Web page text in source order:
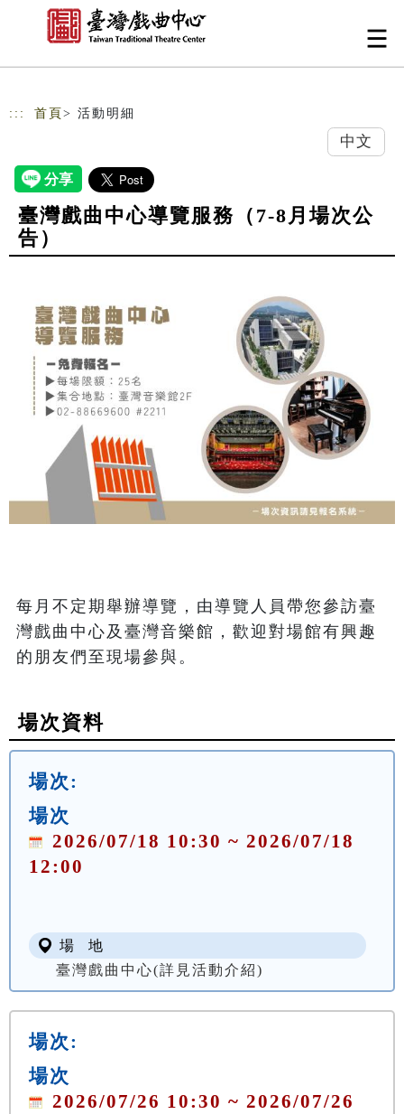
跳到主要內容
網站導覽
::: 首頁 > 活動明細
中文
臺灣戲曲中心導覽服務（7-8月場次公
告）
每月不定期舉辦導覽，由導覽人員帶您參訪臺
灣戲曲中心及臺灣音樂館，歡迎對場館有興趣
的朋友們至現場參與。
場次資料
場次:
場次
2026/07/18 10:30 ~ 2026/07/18
12:00
場 地
臺灣戲曲中心(詳見活動介紹)
場次:
場次
2026/07/26 10:30 ~ 2026/07/26